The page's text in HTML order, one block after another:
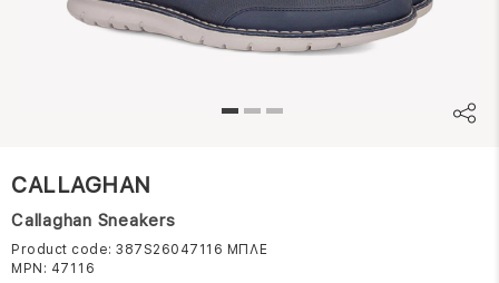
CALLAGHAN
Callaghan Sneakers
Product code: 387S26047116 ΜΠΛΕ
MPN: 47116